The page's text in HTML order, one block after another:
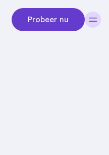
Probeer nu